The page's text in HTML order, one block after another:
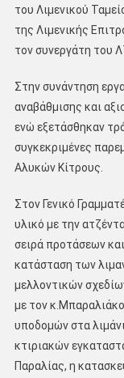
του Λιμενικού
της Λιμενικής
τον συνεργάτη του
Στην συνάντηση
αναβάθμισης και
ενώ εξετάσθηκαν
συγκεκριμένες
Αλυκών Κίτρους.
Στον Γενικό
υλικό με την
σειρά προτάσεων
κατάσταση των
μελλοντικών
με τον
υποδομών στα
κτιριακών
Παραλίας, η